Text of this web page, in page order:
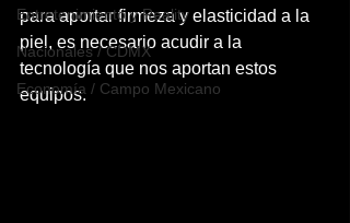
Entretenimiento y Reality
Nacionales / CDMX
Economía / Campo Mexicano
para aportar firmeza y elasticidad a la
piel, es necesario acudir a la
tecnología que nos aportan estos
equipos.